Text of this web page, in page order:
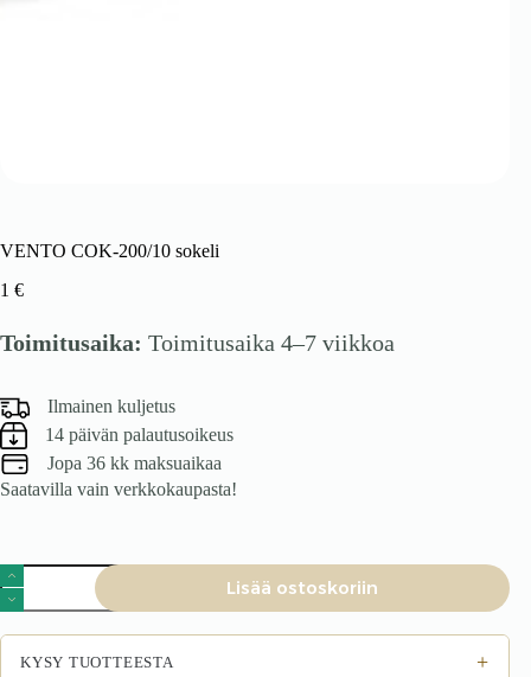
VENTO COK-200/10 sokeli
1 €
Toimitusaika: Toimitusaika 4–7 viikkoa
Ilmainen kuljetus
14 päivän palautusoikeus
Jopa 36 kk maksuaikaa
Saatavilla vain verkkokaupasta!
VENTO
COK-
200/10
sokeli
määrä
Lisää ostoskoriin
KYSY TUOTTEESTA +